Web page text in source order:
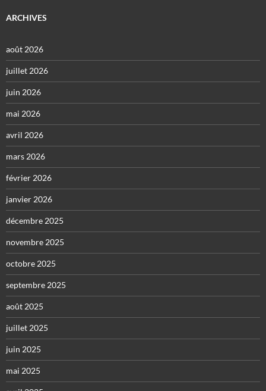
ARCHIVES
août 2026
juillet 2026
juin 2026
mai 2026
avril 2026
mars 2026
février 2026
janvier 2026
décembre 2025
novembre 2025
octobre 2025
septembre 2025
août 2025
juillet 2025
juin 2025
mai 2025